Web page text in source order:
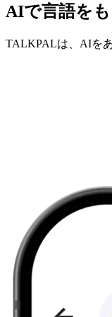
AIで言語を
TALKPALは、AIを